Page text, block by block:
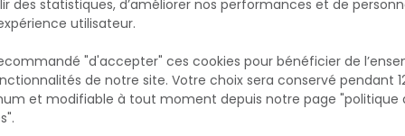
PVC pour la plomberie et le sanitaire : vidages et siphons,
des statistiques, d’améliorer nos performances et de
utilisateur.
"d'accepter" ces cookies pour bénéficier de
de notre site. Votre choix sera conservé pendant
et modifiable à tout moment depuis notre page "politique